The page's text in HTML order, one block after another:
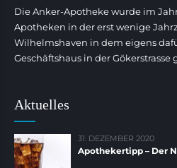
Die Anker-Apotheke wurde im
Apotheken in der erst wenige
Wilhelmshaven in dem eigens
Geschäftshaus in der Gökerstrasse
Aktuelles
31. DEZEMBER 2020
Apothekertipp – Der